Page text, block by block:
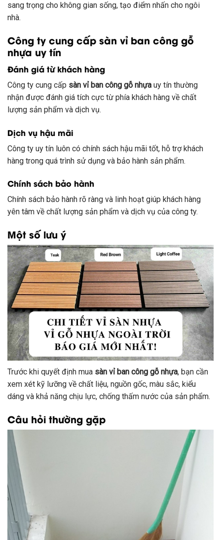
sang trọng cho không gian sống, tạo điểm nhấn cho ngôi
nhà.
Công ty cung cấp sàn vỉ ban công gỗ
nhựa uy tín
Đánh giá từ khách hàng
Công ty cung cấp sàn vỉ ban công gỗ nhựa uy tín thường
nhận được đánh giá tích cực từ phía khách hàng về chất
lượng sản phẩm và dịch vụ.
Dịch vụ hậu mãi
Công ty uy tín luôn có chính sách hậu mãi tốt, hỗ trợ khách
hàng trong quá trình sử dụng và bảo hành sản phẩm.
Chính sách bảo hành
Chính sách bảo hành rõ ràng và linh hoạt giúp khách hàng
yên tâm về chất lượng sản phẩm và dịch vụ của công ty.
Một số lưu ý
Trước khi quyết định mua sàn vỉ ban công gỗ nhựa, bạn cần
xem xét kỹ lưỡng về chất liệu, nguồn gốc, màu sắc, kiểu
dáng và khả năng chịu lực, chống thấm nước của sản phẩm.
Câu hỏi thường gặp